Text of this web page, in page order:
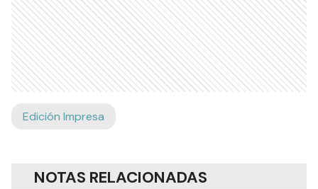
Edición Impresa
NOTAS RELACIONADAS